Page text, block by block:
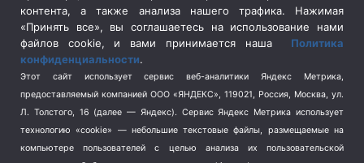
Спецоперация в Украине
Спецоперация на Украине
(404)
Спорт (740)
Терроризм (1)
Транспорт (262)
Туризм (178)
контента, а также анализа нашего трафика. Нажимая
«Принять все», вы соглашаетесь на использование нами
файлов cookie, и вами принимается наша Политика
конфиденциальности.
Этот сайт использует сервис веб-аналитики Яндекс Метрика,
предоставляемый компанией ООО «ЯНДЕКС», 119021, Россия, Москва, ул.
Л. Толстого, 16 (далее — Яндекс). Сервис Яндекс Метрика использует
технологию «cookie» — небольшие текстовые файлы, размещаемые на
компьютере пользователей с целью анализа их пользовательской